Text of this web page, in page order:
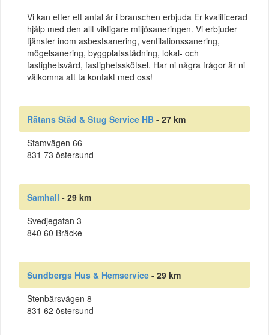
Vi kan efter ett antal år i branschen erbjuda Er kvalificerad
hjälp med den allt viktigare miljösaneringen. Vi erbjuder
tjänster inom asbestsanering, ventilationssanering,
mögelsanering, byggplatsstädning, lokal- och
fastighetsvård, fastighetsskötsel. Har ni några frågor är ni
välkomna att ta kontakt med oss!
Rätans Städ & Stug Service HB - 27 km
Stamvägen 66
831 73 östersund
Samhall - 29 km
Svedjegatan 3
840 60 Bräcke
Sundbergs Hus & Hemservice - 29 km
Stenbärsvägen 8
831 62 östersund